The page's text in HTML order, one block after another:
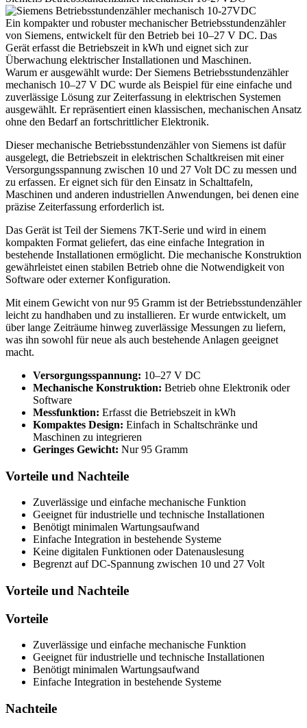
Ein kompakter und robuster mechanischer Betriebsstundenzähler
von Siemens, entwickelt für den Betrieb bei 10–27 V DC. Das
Gerät erfasst die Betriebszeit in kWh und eignet sich zur
Überwachung elektrischer Installationen und Maschinen.
Warum er ausgewählt wurde: Der Siemens Betriebsstundenzähler
mechanisch 10–27 V DC wurde als Beispiel für eine einfache und
zuverlässige Lösung zur Zeiterfassung in elektrischen Systemen
ausgewählt. Er repräsentiert einen klassischen, mechanischen Ansatz
ohne den Bedarf an fortschrittlicher Elektronik.
Dieser mechanische Betriebsstundenzähler von Siemens ist dafür
ausgelegt, die Betriebszeit in elektrischen Schaltkreisen mit einer
Versorgungsspannung zwischen 10 und 27 Volt DC zu messen und
zu erfassen. Er eignet sich für den Einsatz in Schalttafeln,
Maschinen und anderen industriellen Anwendungen, bei denen eine
präzise Zeiterfassung erforderlich ist.
Das Gerät ist Teil der Siemens 7KT-Serie und wird in einem
kompakten Format geliefert, das eine einfache Integration in
bestehende Installationen ermöglicht. Die mechanische Konstruktion
gewährleistet einen stabilen Betrieb ohne die Notwendigkeit von
Software oder externer Konfiguration.
Mit einem Gewicht von nur 95 Gramm ist der Betriebsstundenzähler
leicht zu handhaben und zu installieren. Er wurde entwickelt, um
über lange Zeiträume hinweg zuverlässige Messungen zu liefern,
was ihn sowohl für neue als auch bestehende Anlagen geeignet
macht.
Versorgungsspannung: 10–27 V DC
Mechanische Konstruktion: Betrieb ohne Elektronik oder
Software
Messfunktion: Erfasst die Betriebszeit in kWh
Kompaktes Design: Einfach in Schaltschränke und
Maschinen zu integrieren
Geringes Gewicht: Nur 95 Gramm
Vorteile und Nachteile
Zuverlässige und einfache mechanische Funktion
Geeignet für industrielle und technische Installationen
Benötigt minimalen Wartungsaufwand
Einfache Integration in bestehende Systeme
Keine digitalen Funktionen oder Datenauslesung
Begrenzt auf DC-Spannung zwischen 10 und 27 Volt
Vorteile und Nachteile
Vorteile
Zuverlässige und einfache mechanische Funktion
Geeignet für industrielle und technische Installationen
Benötigt minimalen Wartungsaufwand
Einfache Integration in bestehende Systeme
Nachteile